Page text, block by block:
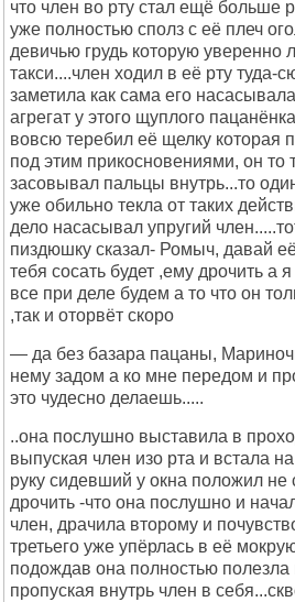
что член во рту стал ещё больше
уже полностью сполз с её плеч
девичью грудь которую уверенно
такси....член ходил в её рту туда-
заметила как сама его
агрегат у этого щуплого
вовсю теребил её щелку которая
под этим прикосновениями, он то
засовывал пальцы внутрь...то
уже обильно текла от таких
дело насасывал упругий
пиздюшку сказал- Ромыч, давай
тебя сосать будет ,ему дрочить а
все при деле будем а то что он
,так и оторвёт скоро
— да без базара пацаны,
нему задом а ко мне передом и
это чудесно делаешь.....
..она послушно выставила в
выпуская член изо рта и встала
руку сидевший у окна положил не
дрочить -что она послушно и
член, драчила второму и
третьего уже упёрлась в её
подождав она полностью
пропуская внутрь член в